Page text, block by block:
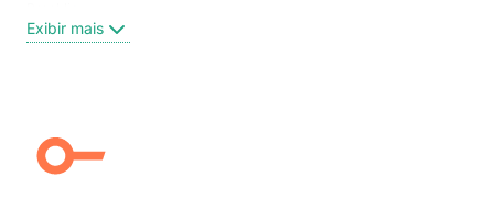
Centro
Campo Belo
Ipiranga
Exibir mais